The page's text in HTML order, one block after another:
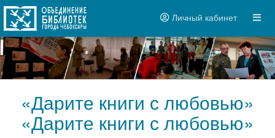
Личный кабинет
«Дарите книги с любовью»
«Дарите книги с любовью»